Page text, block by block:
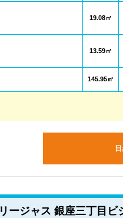
19.08㎡
13.59㎡
145.95㎡
リージャス 銀座三丁目ビ